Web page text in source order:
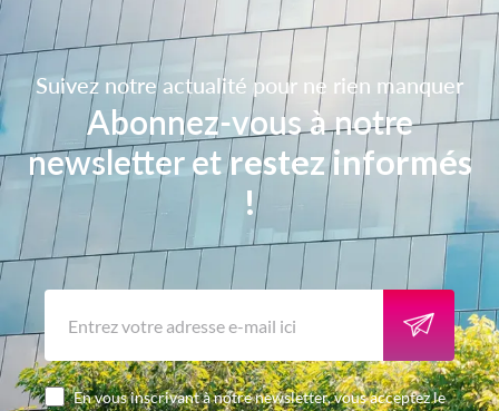
Suivez notre actualité pour ne rien manquer
Abonnez-vous à notre
newsletter etrestez informés
!
En vous inscrivant à notre newsletter, vous acceptez le